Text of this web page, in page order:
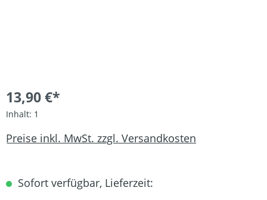
13,90 €*
Inhalt: 1
Preise inkl. MwSt. zzgl. Versandkosten
Sofort verfügbar, Lieferzeit: